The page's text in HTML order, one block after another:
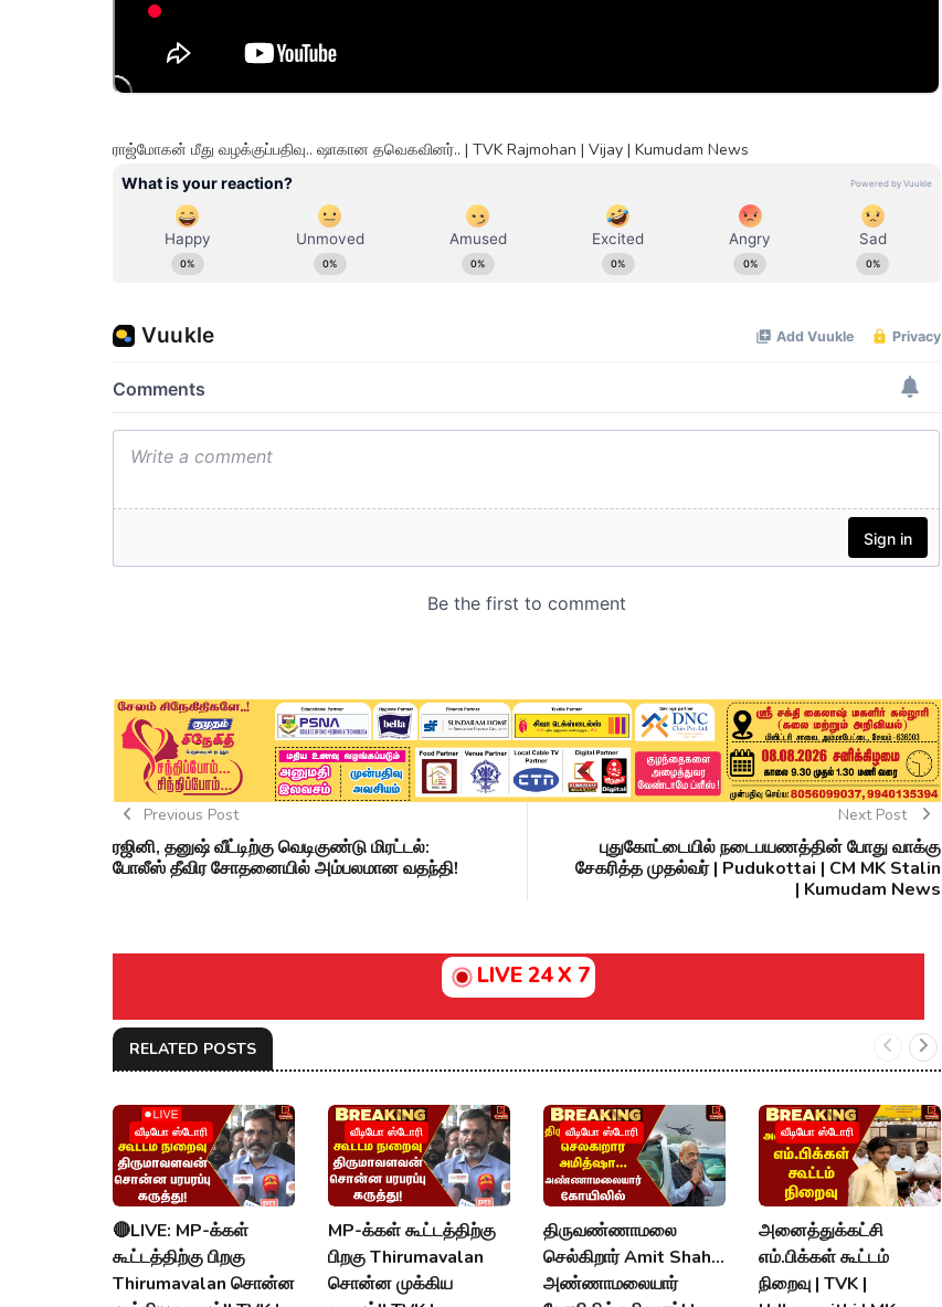
ராஜ்மோகன் மீது வழக்குப்பதிவு.. ஷாகான தவெகவினர்.. | TVK Rajmohan | Vijay | Kumudam News
Previous Post
ரஜினி, தனுஷ் வீட்டிற்கு வெடிகுண்டு மிரட்டல்:
போலீஸ் தீவிர சோதனையில் அம்பலமான வதந்தி!
Next Post
புதுகோட்டையில் நடைபயணத்தின் போது வாக்கு
சேகரித்த முதல்வர் | Pudukottai | CM MK Stalin
| Kumudam News
LIVE 24 X 7
RELATED POSTS
வீடியோ ஸ்டோரி
🔴LIVE: MP-க்கள்
கூட்டத்திற்கு பிறகு
Thirumavalan சொன்ன
வீடியோ ஸ்டோரி
MP-க்கள் கூட்டத்திற்கு
பிறகு Thirumavalan
சொன்ன முக்கிய
வீடியோ ஸ்டோரி
திருவண்ணாமலை
செல்கிறார் Amit Shah...
அண்ணாமலையார்
வீடியோ ஸ்டோரி
அனைத்துக்கட்சி
எம்.பிக்கள் கூட்டம்
நிறைவு | TVK |